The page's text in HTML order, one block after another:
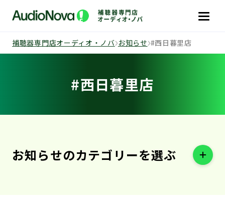
補聴器専門店オーディオ・ノバ お知らせ #西日暮里店
#西日暮里店
お知らせのカテゴリーを選ぶ